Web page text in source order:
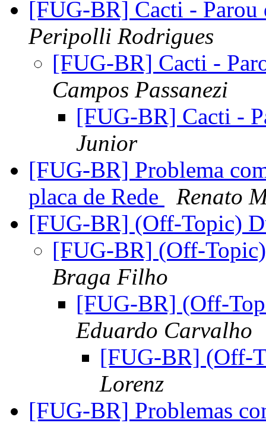
[FUG-BR] Cacti - Parou
Peripolli Rodrigues
[FUG-BR] Cacti -
Campos Passanezi
[FUG-BR] Cacti -
Junior
[FUG-BR] Problema
placa de Rede
Renato
[FUG-BR] (Off-Topic)
[FUG-BR] (Off-
Braga Filho
[FUG-BR] (Off-
Eduardo Carvalho
[FUG-BR] (Off-
Lorenz
[FUG-BR] Problemas